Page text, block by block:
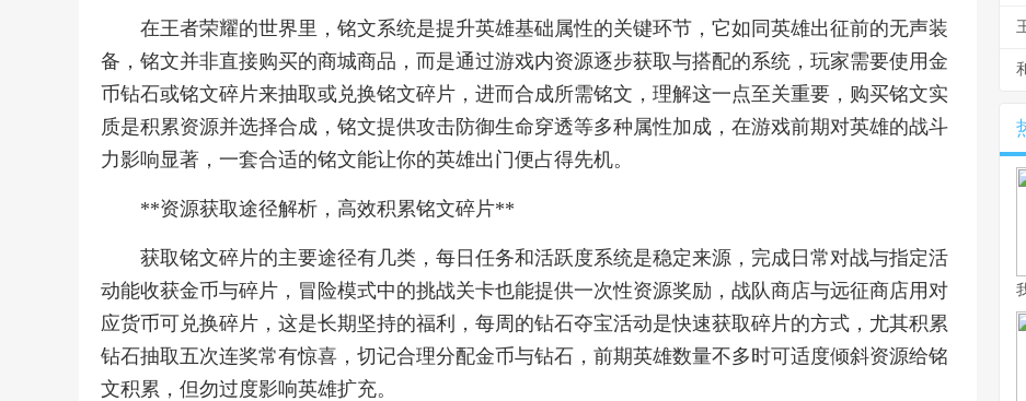
在王者荣耀的世界里，铭文系统是提升英雄基础属性的关键环节，它如同英雄出征前的无声装
备，铭文并非直接购买的商城商品，而是通过游戏内资源逐步获取与搭配的系统，玩家需要使用金
币钻石或铭文碎片来抽取或兑换铭文碎片，进而合成所需铭文，理解这一点至关重要，购买铭文实
质是积累资源并选择合成，铭文提供攻击防御生命穿透等多种属性加成，在游戏前期对英雄的战斗
力影响显著，一套合适的铭文能让你的英雄出门便占得先机。
**资源获取途径解析，高效积累铭文碎片**
获取铭文碎片的主要途径有几类，每日任务和活跃度系统是稳定来源，完成日常对战与指定活
动能收获金币与碎片，冒险模式中的挑战关卡也能提供一次性资源奖励，战队商店与远征商店用对
应货币可兑换碎片，这是长期坚持的福利，每周的钻石夺宝活动是快速获取碎片的方式，尤其积累
钻石抽取五次连奖常有惊喜，切记合理分配金币与钻石，前期英雄数量不多时可适度倾斜资源给铭
文积累，但勿过度影响英雄扩充。